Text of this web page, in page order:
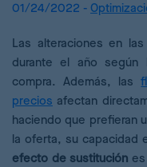
01/24/2022 -
Las alteraciones en
durante el año según
compra. Además, las
precios afectan
haciendo que prefieran
la oferta, su capacidad
efecto de sustitución